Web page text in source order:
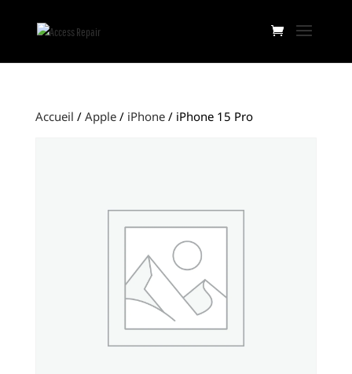
Accueil / Apple/ iPhone/ iPhone 15 Pro